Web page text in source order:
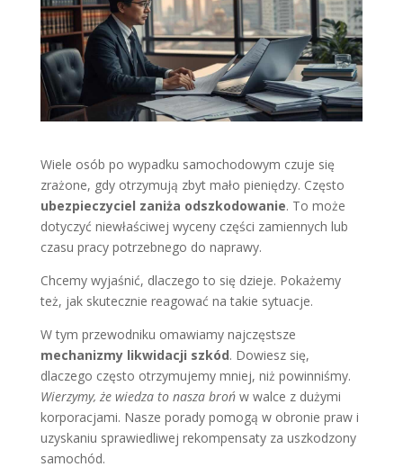
Wiele osób po wypadku samochodowym czuje się
zrażone, gdy otrzymują zbyt mało pieniędzy. Często
ubezpieczyciel zaniża odszkodowanie. To może
dotyczyć niewłaściwej wyceny części zamiennych lub
czasu pracy potrzebnego do naprawy.
Chcemy wyjaśnić, dlaczego to się dzieje. Pokażemy
też, jak skutecznie reagować na takie sytuacje.
W tym przewodniku omawiamy najczęstsze
mechanizmy likwidacji szkód. Dowiesz się,
dlaczego często otrzymujemy mniej, niż powinniśmy.
Wierzymy, że wiedza to nasza brońw walce z dużymi
korporacjami. Nasze porady pomogą w obronie praw i
uzyskaniu sprawiedliwej rekompensaty za uszkodzony
samochód.